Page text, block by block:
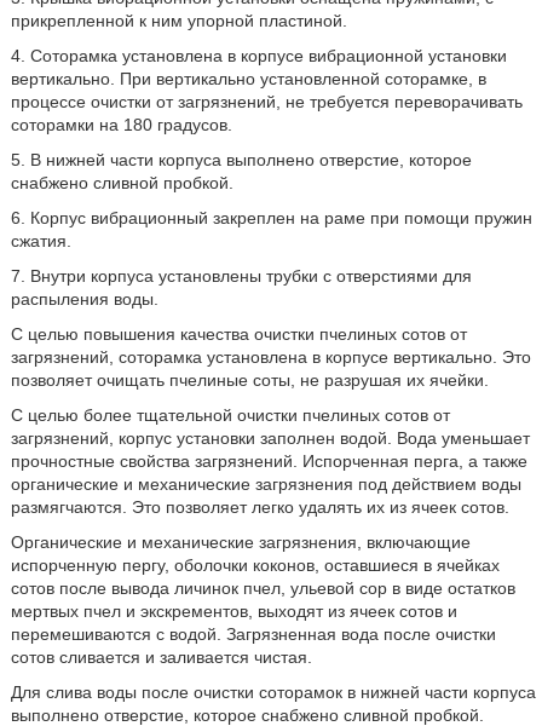
прикрепленной к ним упорной пластиной.
4. Соторамка установлена в корпусе вибрационной установки
вертикально. При вертикально установленной соторамке, в
процессе очистки от загрязнений, не требуется переворачивать
соторамки на 180 градусов.
5. В нижней части корпуса выполнено отверстие, которое
снабжено сливной пробкой.
6. Корпус вибрационный закреплен на раме при помощи пружин
сжатия.
7. Внутри корпуса установлены трубки с отверстиями для
распыления воды.
С целью повышения качества очистки пчелиных сотов от
загрязнений, соторамка установлена в корпусе вертикально. Это
позволяет очищать пчелиные соты, не разрушая их ячейки.
С целью более тщательной очистки пчелиных сотов от
загрязнений, корпус установки заполнен водой. Вода уменьшает
прочностные свойства загрязнений. Испорченная перга, а также
органические и механические загрязнения под действием воды
размягчаются. Это позволяет легко удалять их из ячеек сотов.
Органические и механические загрязнения, включающие
испорченную пергу, оболочки коконов, оставшиеся в ячейках
сотов после вывода личинок пчел, ульевой сор в виде остатков
мертвых пчел и экскрементов, выходят из ячеек сотов и
перемешиваются с водой. Загрязненная вода после очистки
сотов сливается и заливается чистая.
Для слива воды после очистки соторамок в нижней части корпуса
выполнено отверстие, которое снабжено сливной пробкой.